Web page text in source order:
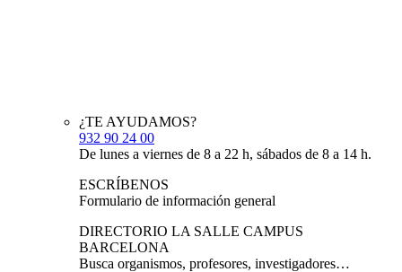
¿TE AYUDAMOS?
932 90 24 00
De lunes a viernes de 8 a 22 h, sábados de 8 a 14 h.
ESCRÍBENOS
Formulario de información general
DIRECTORIO LA SALLE CAMPUS
BARCELONA
Busca organismos, profesores, investigadores…